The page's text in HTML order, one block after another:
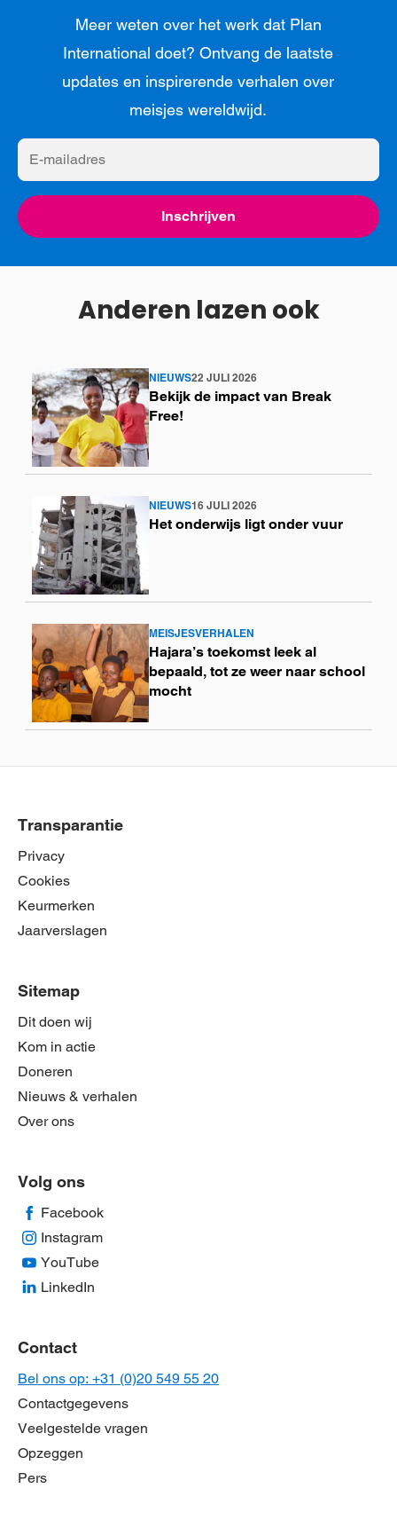
Meer weten over het werk dat Plan
International doet? Ontvang de laatste
updates en inspirerende verhalen over
meisjes wereldwijd.
E-
mailadres
Inschrijven
Anderen lazen ook
NIEUWS22 JULI 2026
Bekijk de impact van Break
Free!
Lees
meer
NIEUWS16 JULI 2026
Het onderwijs ligt onder vuur
Lees
meer
MEISJESVERHALEN
Hajara’s toekomst leek al
bepaald, tot ze weer naar school
mocht
Lees
meer
Transparantie
Privacy
Cookies
Keurmerken
Jaarverslagen
Sitemap
Dit doen wij
Kom in actie
Doneren
Nieuws & verhalen
Over ons
Volg ons
Facebook
Instagram
YouTube
LinkedIn
Contact
Bel ons op: +31 (0)20 549 55 20
Contactgegevens
Veelgestelde vragen
Opzeggen
Pers